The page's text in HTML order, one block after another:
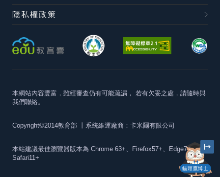
貓頭鷹博士
隱私權政策
本網站內容豐富，雖經審查仍有可能疏漏， 若有欠妥之處，請隨時與
我們聯絡。
Copyright©2014教育部 丨系統維運廠商：卡米爾有限公司
本站建議最佳瀏覽器版本為 Chrome 63+、Firefox57+、Edge79+及
Safari11+